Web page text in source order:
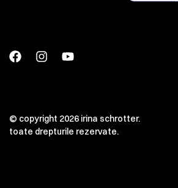
© copyright 2026 irina schrotter.
toate drepturile rezervate.